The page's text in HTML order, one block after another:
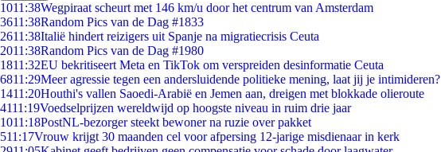
1011:38Wegpiraat scheurt met 146 km/u door het centrum van Amsterdam
3611:38Random Pics van de Dag #1833
2611:38Italië hindert reizigers uit Spanje na migratiecrisis Ceuta
2011:38Random Pics van de Dag #1980
1811:32EU bekritiseert Meta en TikTok om verspreiden desinformatie Ceuta
6811:29Meer agressie tegen een andersluidende politieke mening, laat jij je intimideren?
1411:20Houthi's vallen Saoedi-Arabië en Jemen aan, dreigen met blokkade olieroute
4111:19Voedselprijzen wereldwijd op hoogste niveau in ruim drie jaar
1011:18PostNL-bezorger steekt bewoner na ruzie over pakket
511:17Vrouw krijgt 30 maanden cel voor afpersing 12-jarige misdienaar in kerk